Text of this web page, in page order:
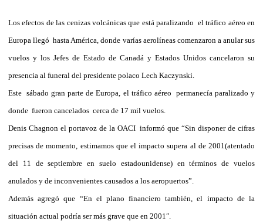
Los efectos de las cenizas volcánicas que está paralizando el tráfico aéreo en
Europa llegó hasta América, donde varías aerolíneas comenzaron a anular sus
vuelos y los Jefes de Estado de Canadá y Estados Unidos cancelaron su
presencia al funeral del presidente polaco Lech Kaczynski.
Este sábado gran parte de Europa, el tráfico aéreo permanecía paralizado y
donde fueron cancelados cerca de 17 mil vuelos.
Denis Chagnon el portavoz de la OACI informó que “Sin disponer de cifras
precisas de momento, estimamos que el impacto supera al de 2001(atentado
del 11 de septiembre en suelo estadounidense) en términos de vuelos
anulados y de inconvenientes causados a los aeropuertos”.
Además agregó que “En el plano financiero también, el impacto de la
situación actual podría ser más grave que en 2001″.